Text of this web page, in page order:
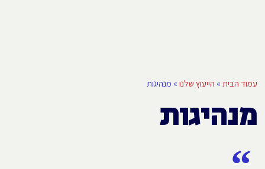
עמוד הבית » הייעוץ שלנו » מנהיגות
מנהיגות